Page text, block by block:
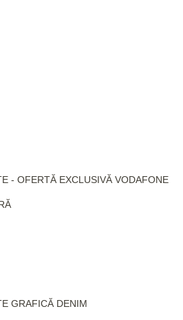
- OFERTĂ EXCLUSIVĂ VODAFONE
GRAFICĂ DENIM